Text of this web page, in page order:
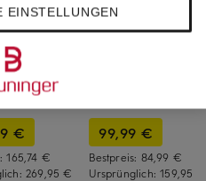
€
165,74 €
269,95 €
99,99 €
Bestpreis: 84,99 €
Ursprünglich:159,95 €
EINSTELLUNGEN